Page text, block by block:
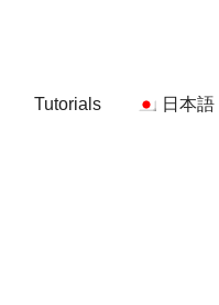
Tutorials 日本語